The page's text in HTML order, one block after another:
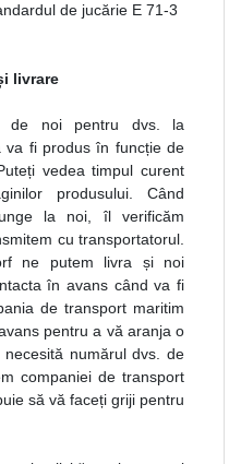
de jucărie E 71-3
livrare
de noi pentru dvs. la
va fi produs în funcție de
vedea timpul curent
produsului. Când
la noi, îl verificăm
cu transportatorul.
ne putem livra și noi
în avans când va fi
de transport maritim
pentru a vă aranja o
numărul dvs. de
companiei de transport
să vă faceți griji pentru